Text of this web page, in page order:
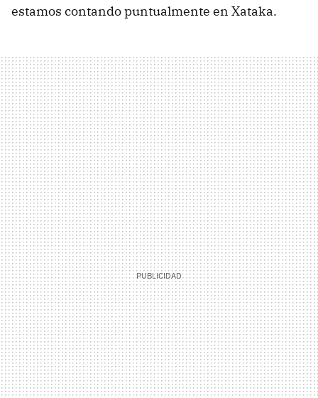
estamos contando puntualmente en Xataka.